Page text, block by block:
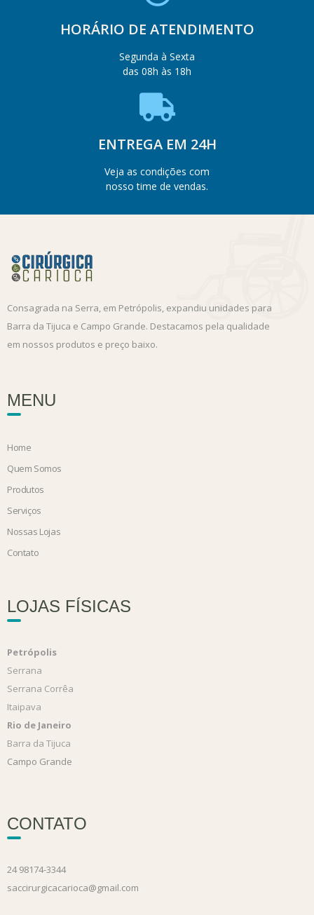
HORÁRIO DE ATENDIMENTO
Segunda à Sexta
das 08h às 18h
ENTREGA EM 24H
Veja as condições com
nosso time de vendas.
Consagrada na Serra, em Petrópolis, expandiu unidades para
Barra da Tijuca e Campo Grande. Destacamos pela qualidade
em nossos produtos e preço baixo.
MENU
Home
Quem Somos
Produtos
Serviços
Nossas Lojas
Contato
LOJAS FÍSICAS
Petrópolis
Serrana
Serrana Corrêa
Itaipava
Rio de Janeiro
Barra da Tijuca
Campo Grande
CONTATO
24 98174-3344
saccirurgicacarioca@gmail.com